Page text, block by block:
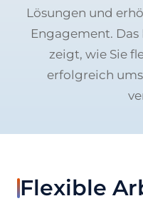
Lösungen und
Engagement.
zeigt, wie Sie
erfolgreich
Flexible